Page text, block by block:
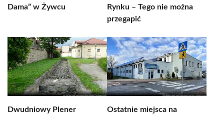
Dama” w Żywcu
Rynku – Tego nie można
przegapić
Dwudniowy Plener
Ostatnie miejsca na